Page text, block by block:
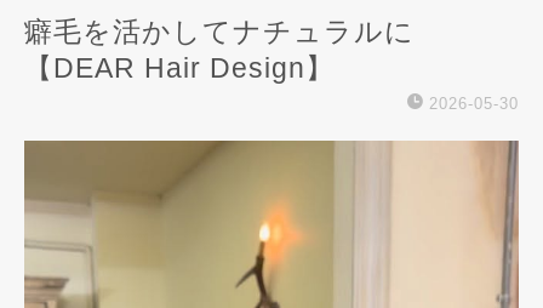
癖毛を活かしてナチュラルに️
【DEAR Hair Design】
2026-05-30
プ
レ
ヤ